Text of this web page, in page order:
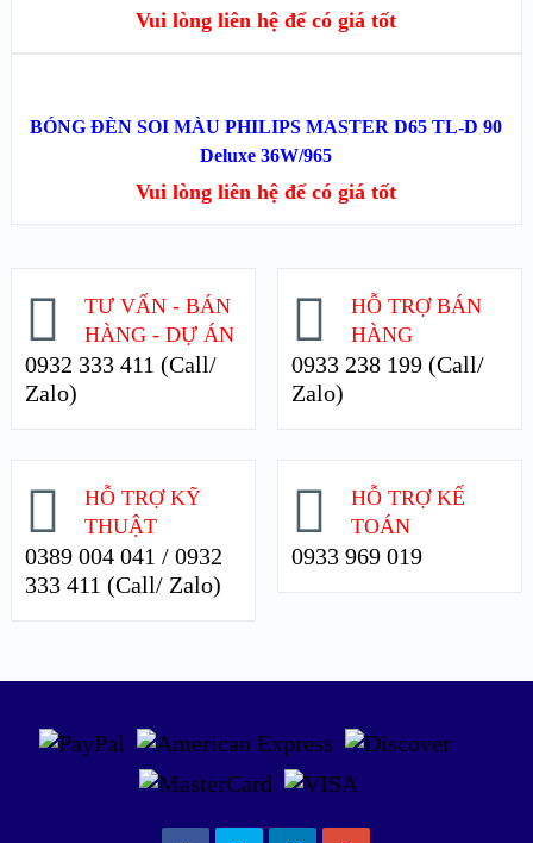
Vui lòng liên hệ để có giá tốt
XEM NHANH
BÓNG ĐÈN SOI MÀU PHILIPS MASTER D65 TL-D 90
Deluxe 36W/965
Vui lòng liên hệ để có giá tốt
TƯ VẤN - BÁN
HÀNG - DỰ ÁN
0932 333 411 (Call/
Zalo)
HỖ TRỢ BÁN
HÀNG
0933 238 199 (Call/
Zalo)
HỖ TRỢ KỸ
THUẬT
0389 004 041 / 0932
333 411 (Call/ Zalo)
HỖ TRỢ KẾ
TOÁN
0933 969 019